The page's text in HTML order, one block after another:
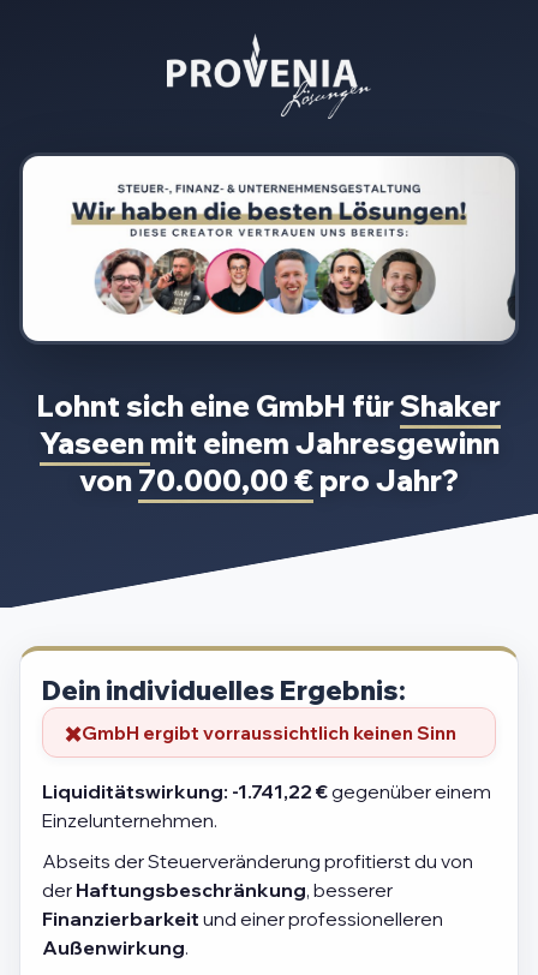
Lohnt sich eine GmbH fürShaker
Yaseen mit einem Jahresgewinn
von 70.000,00 € pro Jahr?
Dein individuelles Ergebnis:
GmbH ergibt vorraussichtlich keinen Sinn
Liquiditätswirkung: -1.741,22 €gegenüber einem
Einzelunternehmen.
Abseits der Steuerveränderung profitierst du von
der Haftungsbeschränkung, besserer
Finanzierbarkeit und einer professionelleren
Außenwirkung.